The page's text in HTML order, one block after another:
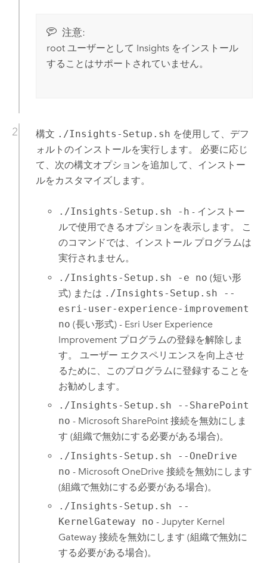
注意:
root ユーザーとして Insightsをインストール
することはサポートされていません。
構文 ./Insights-Setup.sh を使用して、デフ
ォルトのインストールを実行します。 必要に応じ
て、次の構文オプションを追加して、インストー
ルをカスタマイズします。
./Insights-Setup.sh -h - インストー
ルで使用できるオプションを表示します。 こ
のコマンドでは、インストール プログラムは
実行されません。
./Insights-Setup.sh -e no (短い形
式) または ./Insights-Setup.sh --
esri-user-experience-improvement
no (長い形式) - Esri User Experience
Improvement プログラムの登録を解除しま
す。 ユーザー エクスペリエンスを向上させ
るために、このプログラムに登録することを
お勧めします。
./Insights-Setup.sh --SharePoint
no - Microsoft SharePoint 接続を無効にしま
す (組織で無効にする必要がある場合)。
./Insights-Setup.sh --OneDrive
no - Microsoft OneDrive 接続を無効にします
(組織で無効にする必要がある場合)。
./Insights-Setup.sh --
KernelGateway no -Jupyter Kernel
Gateway 接続を無効にします (組織で無効に
する必要がある場合)。